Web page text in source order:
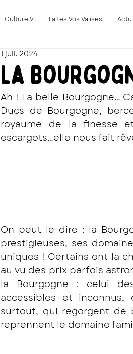
Culture V Faites Vos Valises Actu
La
1 juil. 2024
Ah ! La belle Bourgogne…
Ducs de Bourgogne,
royaume de la finesse
escargots…elle nous fait
On peut le dire : la
prestigieuses, ses
uniques ! Certains ont la
au vu des prix parfois
la Bourgogne : celui
accessibles et
surtout, qui regorgent de
reprennent le domaine